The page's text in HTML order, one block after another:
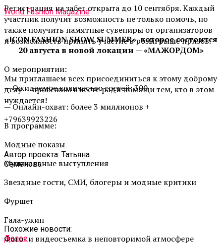
Регистрация на забег открыта до 10 сентября. Каждый
участник получит возможность не только помочь, но
также получить памятные сувениры от организаторов
и возможность принять участие в розыгрыше призов.
Мы приглашаем всех присоединиться к этому доброму
делу — пробежим вместе ради помощи тем, кто в этом
нуждается!
+79639923226
Автор проекта: Татьяна
Семенова
Похожие новости:
Далее
World Fashion Magazine
«ICON FASHION SHOW SUMMER», которое состоится
20 августа в новой локации — «МАЖОРДОМ»
О мероприятии:
— Ожидаемое количество гостей: 300
— Онлайн-охват: более 3 миллионов +
В программе:
Модные показы
Музыкальные выступления
Звездные гости, СМИ, блогеры и модные критики
Фуршет
Гала-ужин
Фото- и видеосъемка в неповторимой атмосфере